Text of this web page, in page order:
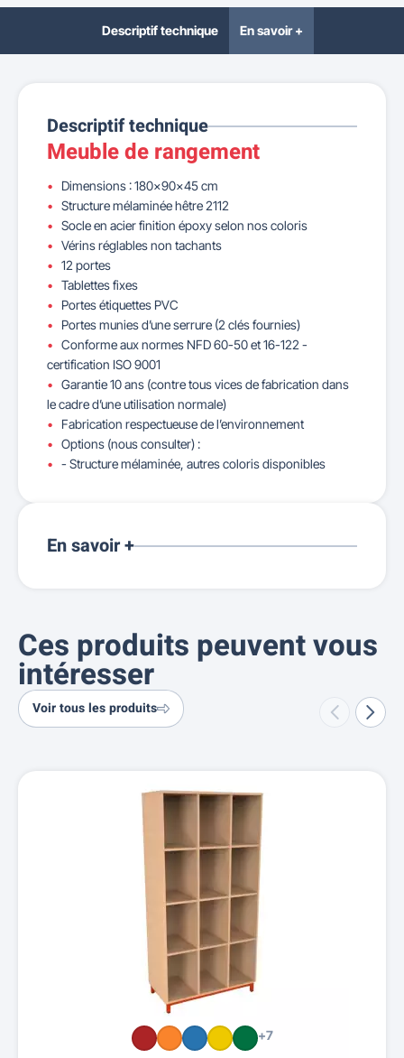
Descriptif technique En savoir +
Descriptif technique
Meuble de rangement
Dimensions : 180x90x45 cm
Structure mélaminée hêtre 2112
Socle en acier finition époxy selon nos coloris
Vérins réglables non tachants
12 portes
Tablettes fixes
Portes étiquettes PVC
Portes munies d’une serrure (2 clés fournies)
Conforme aux normes NFD 60-50 et 16-122 -
certification ISO 9001
Garantie 10 ans (contre tous vices de fabrication dans
le cadre d’une utilisation normale)
Fabrication respectueuse de l’environnement
Options (nous consulter) :
- Structure mélaminée, autres coloris disponibles
En savoir +
Ces produits peuvent vous
intéresser
Voir tous les produits
+7